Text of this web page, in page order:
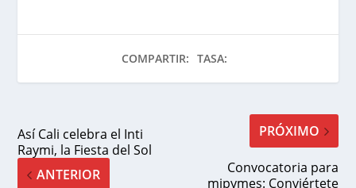
COMPARTIR: TASA:
Así Cali celebra el Inti
Raymi, la Fiesta del Sol
ANTERIOR
PRÓXIMO
Convocatoria para
mipymes: Conviértete